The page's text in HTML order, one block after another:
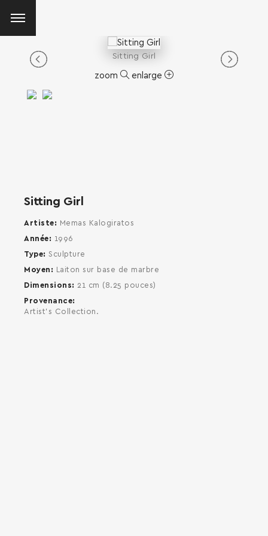
Sitting Girl
zoom enlarge
Sitting Girl
Artiste
Memas Kalogiratos
Année
1996
Type
Sculpture
Moyen
Laiton sur base de marbre
Dimensions
21 cm (8.25 pouces)
Provenance
Artist's Collection.